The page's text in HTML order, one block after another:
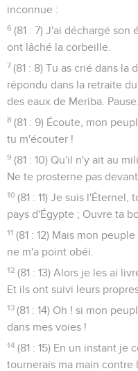
inconnue :
6 (81 : 7) J'ai déchargé son
ont lâché la corbeille.
7 (81 : 8) Tu as crié dans la
répondu dans la retraite
des eaux de Meriba. Pause.
8 (81 : 9) Écoute, mon
tu m'écouter !
9 (81 : 10) Qu'il n'y ait au
Ne te prosterne pas
10 (81 : 11) Je suis
pays d'Égypte ; Ouvre ta
11 (81 : 12) Mais mon
ne m'a point obéi.
12 (81 : 13) Alors je les ai
Et ils ont suivi leurs
13 (81 : 14) Oh ! si mon
dans mes voies !
14 (81 : 15) En un instant je
tournerais ma main contre